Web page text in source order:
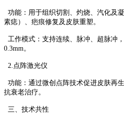
功能‌：用于组织切割、灼烧、汽化及
素痣）、疤痕修复及皮肤重塑。
工作模式‌：支持连续、脉冲、超脉冲
0.3mm‌。
‌2.点阵激光仪‌
功能‌：通过微创点阵技术促进皮肤再
抗衰老治疗。
三、技术共性